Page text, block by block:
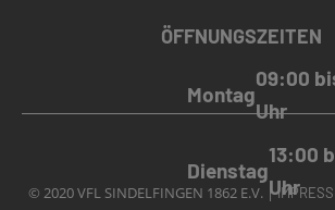
ÖFFNUNGSZEITEN
Montag
09:00
Uhr
Dienstag
13:00
Uhr
© 2020 VFL SINDELFINGEN 1862 E.V. |